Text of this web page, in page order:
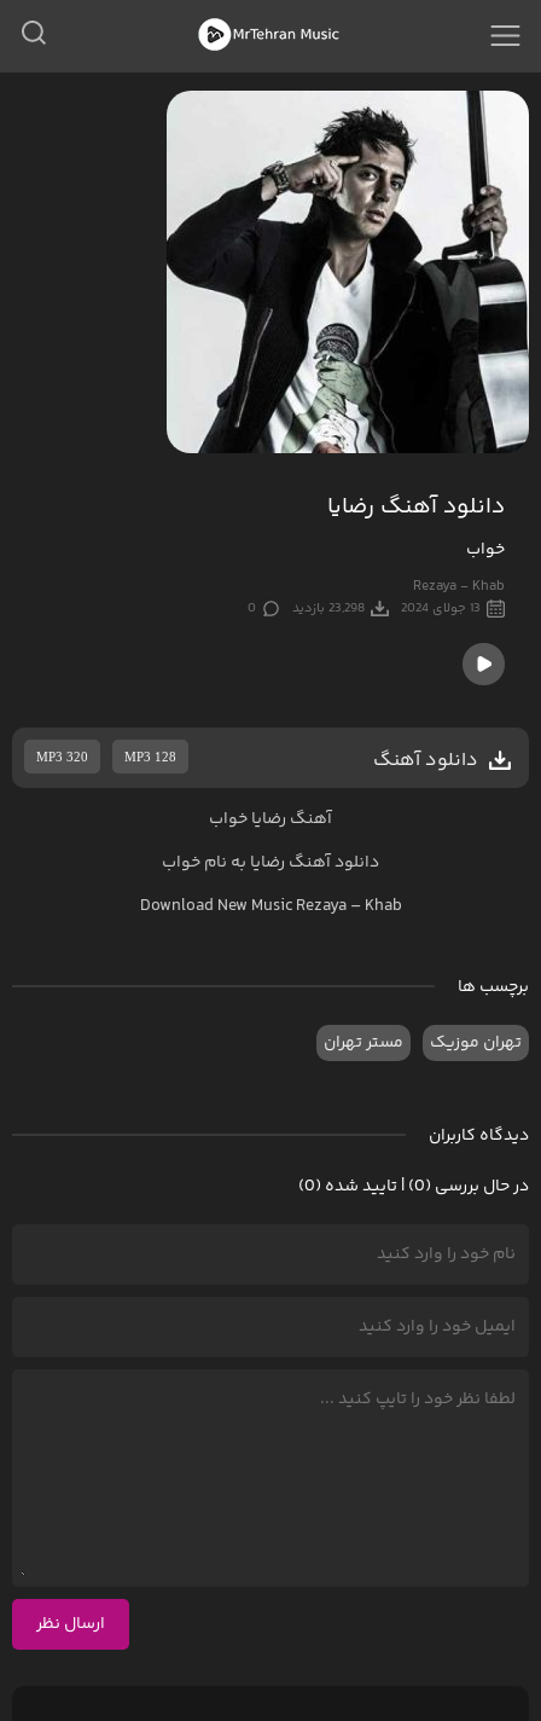
دانلود آهنگ رضایا
خواب
Rezaya - Khab
13 جولای 2024 23,298 بازدید 0
دانلود آهنگ MP3 320 MP3 128
آهنگ رضایا خواب
دانلود آهنگ رضایا به نامخواب
Download New MusicRezaya– Khab
برچسب ها
تهران موزیک مستر تهران
دیدگاه کاربران
در حال بررسی (0) | تایید شده (0)
ارسال نظر